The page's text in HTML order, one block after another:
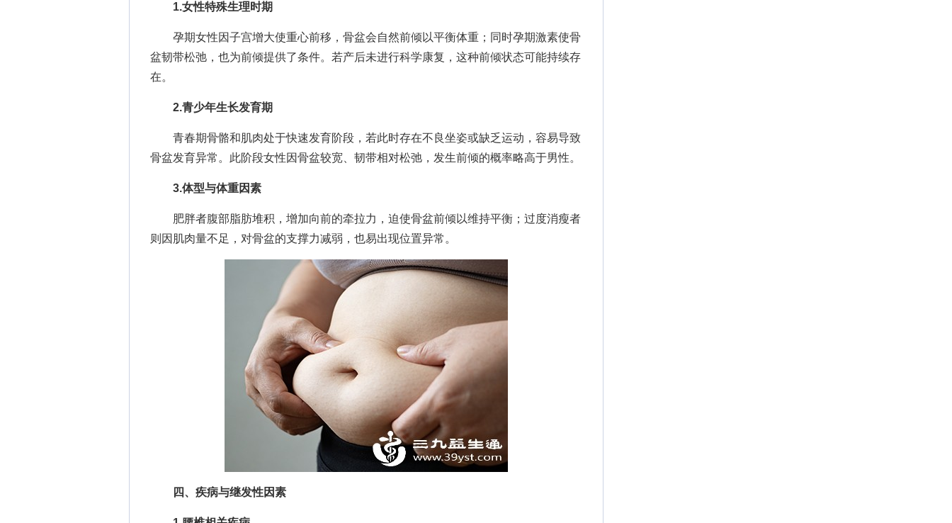
1.女性特殊生理时期
孕期女性因子宫增大使重心前移，骨盆会自然前倾以平衡体重；同时孕期激素使骨
盆韧带松弛，也为前倾提供了条件。若产后未进行科学康复，这种前倾状态可能持续存
在。
2.青少年生长发育期
青春期骨骼和肌肉处于快速发育阶段，若此时存在不良坐姿或缺乏运动，容易导致
骨盆发育异常。此阶段女性因骨盆较宽、韧带相对松弛，发生前倾的概率略高于男性。
3.体型与体重因素
肥胖者腹部脂肪堆积，增加向前的牵拉力，迫使骨盆前倾以维持平衡；过度消瘦者
则因肌肉量不足，对骨盆的支撑力减弱，也易出现位置异常。
四、疾病与继发性因素